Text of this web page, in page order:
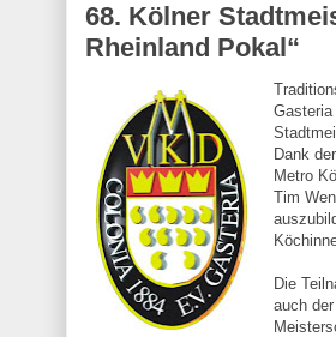
68. Kölner
Rheinland Pokal“
Dank
Metro
Tim
Die
auch